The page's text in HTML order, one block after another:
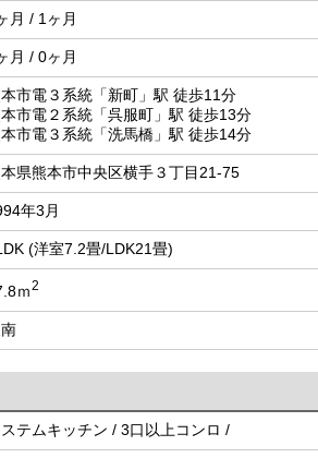
月 / 1ヶ月
月 / 0ヶ月
市電３系統「新町」駅 徒歩11分
市電２系統「呉服町」駅 徒歩13分
市電３系統「洗馬橋」駅 徒歩14分
県熊本市中央区横手３丁目21-75
年3月
(洋室7.2畳/LDK21畳)
ｍ2
テムキッチン / 3口以上コンロ /